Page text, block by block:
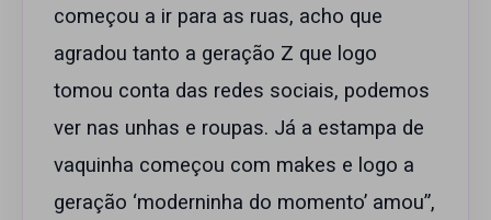
começou a ir para as ruas, acho que
agradou tanto a geração Z que logo
tomou conta das redes sociais, podemos
ver nas unhas e roupas. Já a estampa de
vaquinha começou com makes e logo a
geração ‘moderninha do momento’ amou”,